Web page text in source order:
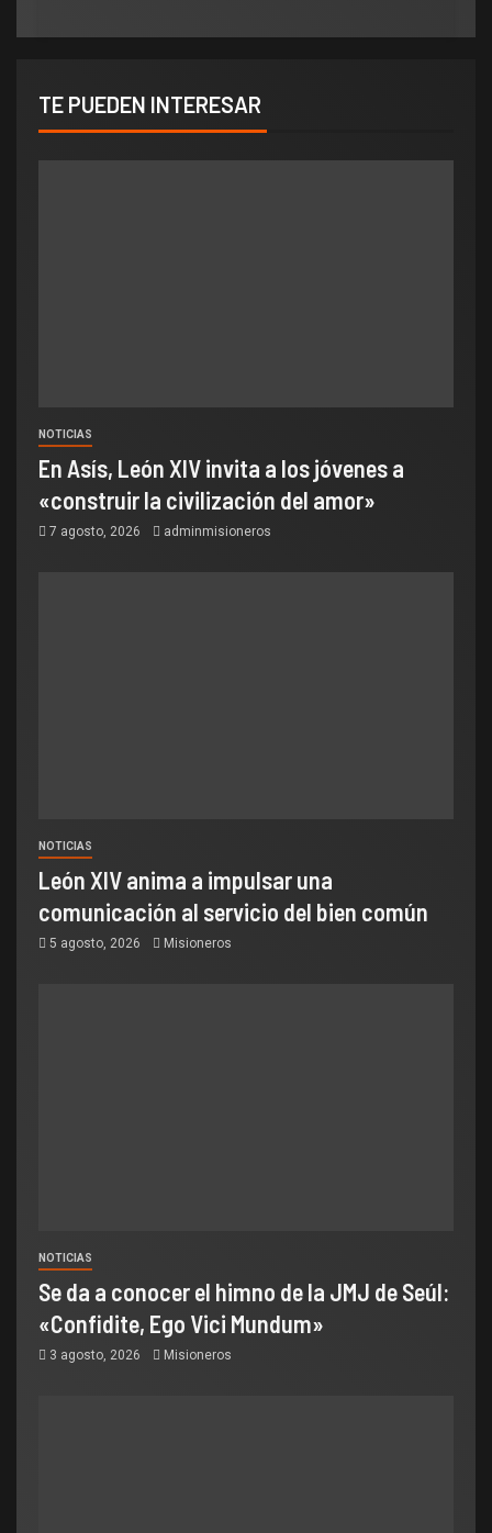
TE PUEDEN INTERESAR
NOTICIAS
En Asís, León XIV invita a los jóvenes a
«construir la civilización del amor»
7 agosto, 2026 adminmisioneros
NOTICIAS
León XIV anima a impulsar una
comunicación al servicio del bien común
5 agosto, 2026 Misioneros
NOTICIAS
Se da a conocer el himno de la JMJ de Seúl:
«Confidite, Ego Vici Mundum»
3 agosto, 2026 Misioneros